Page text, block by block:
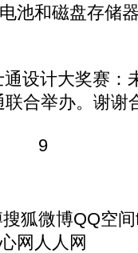
池和磁盘存储
设计大奖赛：
合举办。谢谢
9
狐微博QQ空
网人人网